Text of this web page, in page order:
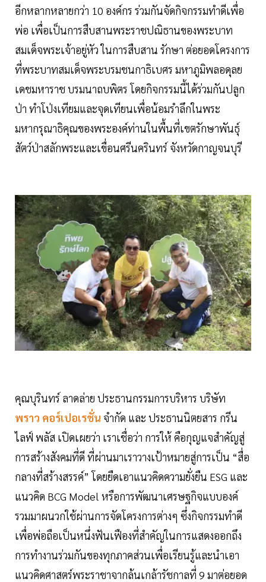
อีกหลากหลายกว่า 10 องค์กร ร่วมกันจัดกิจกรรมทำดีเพื่อ
พ่อ เพื่อเป็นการสืบสานพระราชปณิธานของพระบาท
สมเด็จพระเจ้าอยู่หัว ในการสืบสาน รักษา ต่อยอดโครงการ
ที่พระบาทสมเด็จพระบรมชนกาธิเบศร มหาภูมิพลอดุลย
เดชมหาราช บรมนาถบพิตร โดยกิจกรรมนี้ได้ร่วมกันปลูก
ป่า ทำโป่งเทียมและจุดเทียนเพื่อน้อมรำลึกในพระ
มหากรุณาธิคุณของพระองค์ท่านในพื้นที่เขตรักษาพันธุ์
สัตว์ป่าสลักพระและเขื่อนศรีนครินทร์ จังหวัดกาญจนบุรี
คุณบุรินทร์ ลาดล่าย ประธานกรรมการบริหาร บริษัท
พราว คอร์เปอเรชั่น จำกัด และ ประธานนิตยสาร กรีน
ไลฟ์ พลัส เปิดเผยว่า เราเชื่อว่า การให้ คือกุญแจสำคัญสู่
การสร้างสังคมที่ดี ที่ผ่านมาเราวางเป้าหมายสู่การเป็น “สื่อ
กลางที่สร้างสรรค์” โดยยืดเอาแนวคิดความยั่งยืน ESG และ
แนวคิด BCG Model หรือการพัฒนาเศรษฐกิจแบบองค์
รวมมาผนวกใช้ผ่านการจัดโครงการต่างๆ ซึ่งกิจกรรมทำดี
เพื่อพ่อถือเป็นหนึ่งฟันเฟืองที่สำคัญในการแสดงออกถึง
การทำงานร่วมกันของทุกภาคส่วนเพื่อเรียนรู้และนำเอา
แนวคิดศาสตร์พระราชาจากล้นเกล้ารัชกาลที่ 9 มาต่อยอด